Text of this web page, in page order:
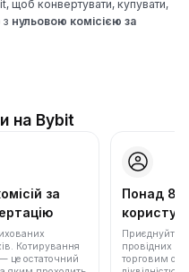
щоб конвертувати, купувати,
нульовою комісією за
на Bybit
за
Котирування
це остаточний
Понад 86
Приєднуйтеся
провідних
торговим